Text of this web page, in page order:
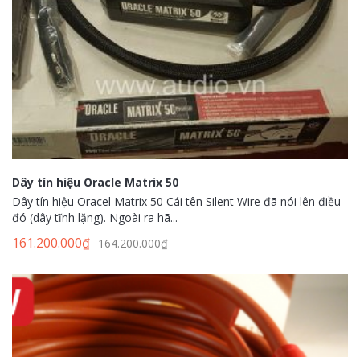
Dây tín hiệu Oracle Matrix 50
Dây tín hiệu Oracel Matrix 50 Cái tên Silent Wire đã nói lên điều
đó (dây tĩnh lặng). Ngoài ra hã...
164.200.000₫
161.200.000₫